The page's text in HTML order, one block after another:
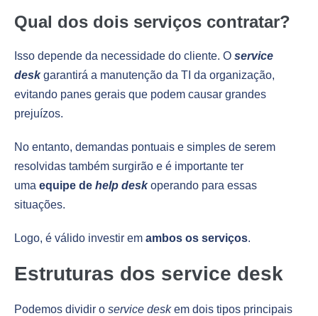
Qual dos dois serviços contratar?
Isso depende da necessidade do cliente. O service
deskgarantirá a manutenção da TI da organização,
evitando panes gerais que podem causar grandes
prejuízos.
No entanto, demandas pontuais e simples de serem
resolvidas também surgirão e é importante ter
uma equipe de help deskoperando para essas
situações.
Logo, é válido investir em ambos os serviços.
Estruturas dos service desk
Podemos dividir o service deskem dois tipos principais